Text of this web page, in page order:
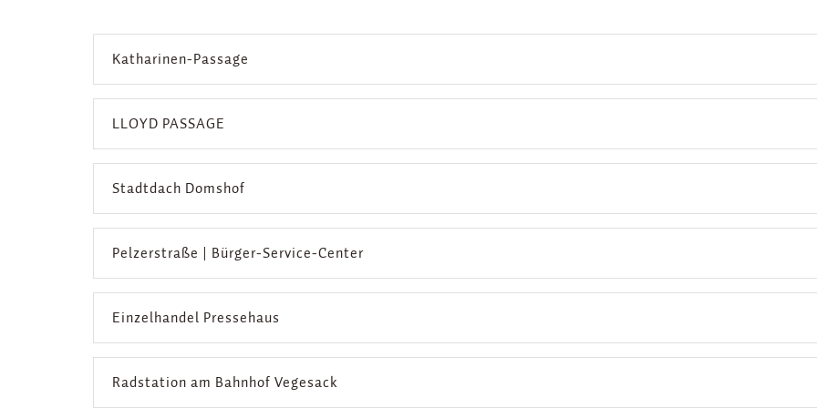
Katharinen-Passage
LLOYD PASSAGE
Stadtdach Domshof
Pelzerstraße | Bürger-Service-Center
Einzelhandel Pressehaus
Radstation am Bahnhof Vegesack